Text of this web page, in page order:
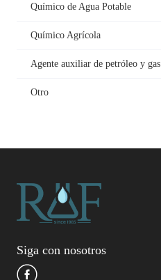
Químico de Agua Potable
Químico Agrícola
Agente auxiliar de petróleo y gas
Otro
Siga con nosotros